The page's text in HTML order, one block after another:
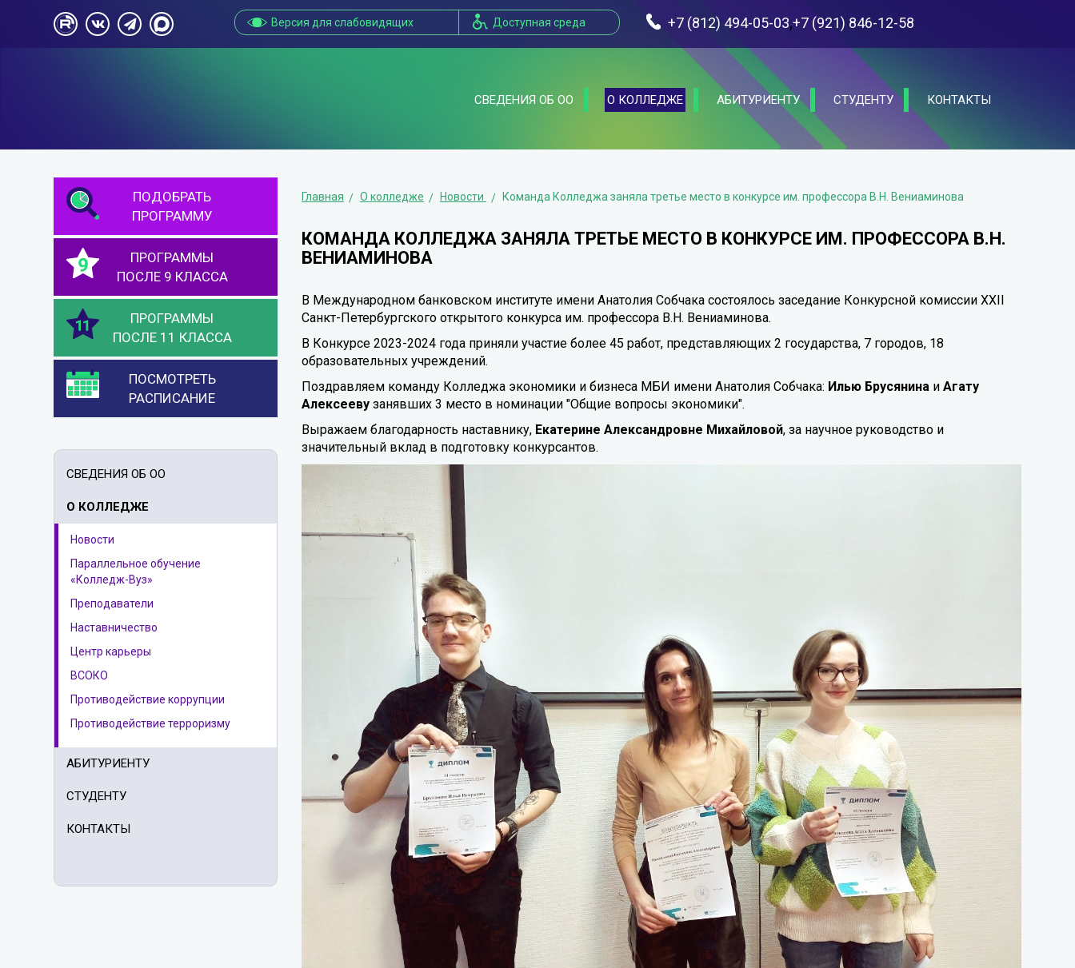
Версия для слабовидящих Доступная среда +7 (812) 494-05-03,+7 (921) 846-12-58
СВЕДЕНИЯ ОБ ОО О КОЛЛЕДЖЕ АБИТУРИЕНТУ СТУДЕНТУ КОНТАКТЫ
ПОДОБРАТЬ
ПРОГРАММУ
ПРОГРАММЫ
ПОСЛЕ 9 КЛАССА
ПРОГРАММЫ
ПОСЛЕ 11 КЛАССА
ПОСМОТРЕТЬ
РАСПИСАНИЕ
СВЕДЕНИЯ ОБ ОО
О КОЛЛЕДЖЕ
Новости
Параллельное обучение
«Колледж-Вуз»
Преподаватели
Наставничество
Центр карьеры
ВСОКО
Противодействие коррупции
Противодействие терроризму
АБИТУРИЕНТУ
СТУДЕНТУ
КОНТАКТЫ
Главная О колледже Новости Команда Колледжа заняла третье место в конкурсе им. профессора В.Н. Вениаминова
КОМАНДА КОЛЛЕДЖА ЗАНЯЛА ТРЕТЬЕ МЕСТО В КОНКУРСЕ ИМ. ПРОФЕССОРА В.Н.
ВЕНИАМИНОВА
В Международном банковском институте имени Анатолия Собчака состоялось заседание Конкурсной комиссии XXII
Санкт-Петербургского открытого конкурса им. профессора В.Н. Вениаминова.
В Конкурсе 2023-2024 года приняли участие более 45 работ, представляющих 2 государства, 7 городов, 18
образовательных учреждений.
Поздравляем команду Колледжа экономики и бизнеса МБИ имени Анатолия Собчака: Илью Брусянина и Агату
Алексееву занявших 3 место в номинации "Общие вопросы экономики".
Выражаем благодарность наставнику, Екатерине Александровне Михайловой, за научное руководство и
значительный вклад в подготовку конкурсантов.